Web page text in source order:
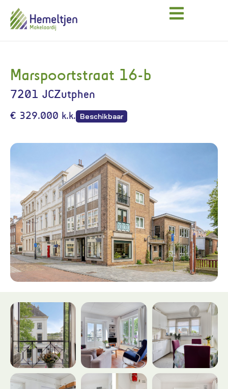
Marspoortstraat 16-b
7201 JCZutphen
€ 329.000 k.k. Beschikbaar